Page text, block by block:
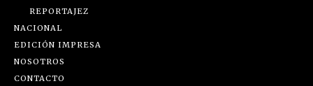
REPORTAJEZ
NACIONAL
EDICIÓN IMPRESA
NOSOTROS
CONTACTO